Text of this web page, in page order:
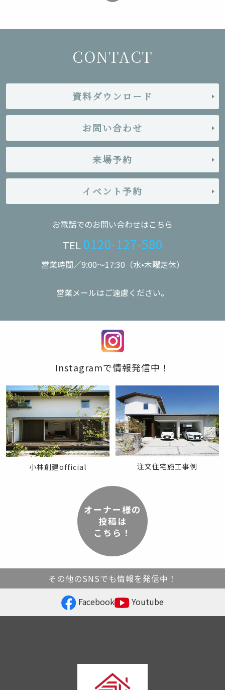
CONTACT
資料ダウンロード
お問い合わせ
来場予約
イベント予約
お電話でのお問い合わせはこちら
TEL 0120-127-580
営業時間／9:00〜17:30（水•木曜定休）
営業メールはご遠慮ください。
Instagramで情報発信中！
小林創建official 注文住宅施工事例
オーナー様の
投稿は
こちら！
その他のSNSでも情報を発信中！
Facebook
Youtube